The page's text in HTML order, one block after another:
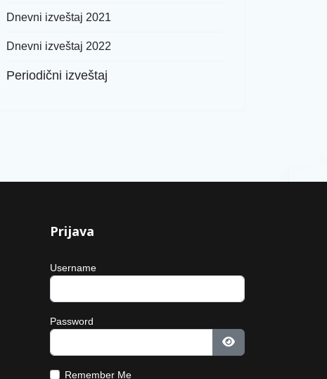
Dnevni izveštaj 2021
Dnevni izveštaj 2022
Periodični izveštaj
Prijava
Username
Password
Show Password
Remember Me